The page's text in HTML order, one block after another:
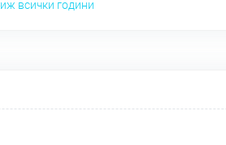
всички години